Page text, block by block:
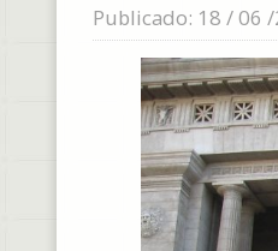
Publicado: 18 / 06